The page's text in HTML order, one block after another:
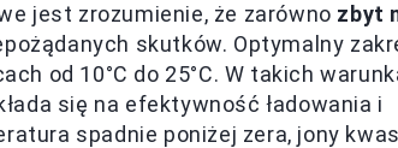
jest zrozumienie, że zarówno zbyt
skutków. Optymalny
od 10°C do 25°C. W takich
się na efektywność ładowania i
spadnie poniżej zera, jony